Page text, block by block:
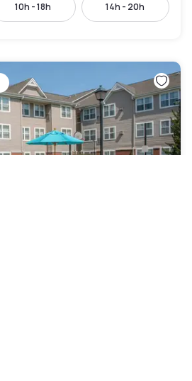
10h - 18h 14h - 20h